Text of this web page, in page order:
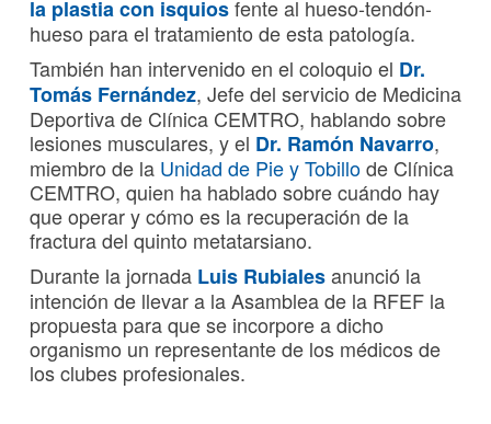
la plastia con isquiosfente al hueso-tendón-
hueso para el tratamiento de esta patología.
También han intervenido en el coloquio el Dr.
Tomás Fernández, Jefe del servicio de Medicina
Deportiva de Clínica CEMTRO, hablando sobre
lesiones musculares, y el Dr. Ramón Navarro,
miembro de la Unidad de Pie y Tobillode Clínica
CEMTRO, quien ha hablado sobre cuándo hay
que operar y cómo es la recuperación de la
fractura del quinto metatarsiano.
Durante la jornada Luis Rubialesanunció la
intención de llevar a la Asamblea de la RFEF la
propuesta para que se incorpore a dicho
organismo un representante de los médicos de
los clubes profesionales.